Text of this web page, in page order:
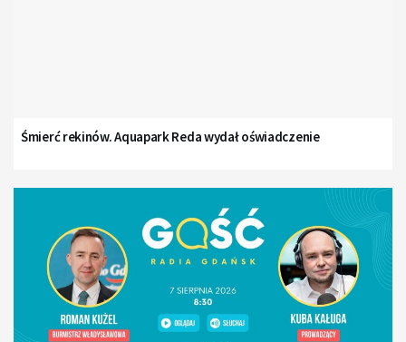
Śmierć rekinów. Aquapark Reda wydał oświadczenie